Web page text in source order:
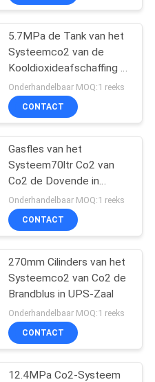
Fire
System
5
19
5.7MPa de Tank van het
Systeemco2 van de
Kooldioxideafschaffing in
Echovrije Kamer
Onderhandelbaar MOQ:1 reeks
CONTACT
Gasfles van het
Systeem70ltr Co2 van
Co2 de Dovende in
Batterijzaal
Onderhandelbaar MOQ:1 reeks
CONTACT
270mm Cilinders van het
Systeemco2 van Co2 de
Brandblus in UPS-Zaal
Onderhandelbaar MOQ:1 reeks
CONTACT
12.4MPa Co2-Systeem